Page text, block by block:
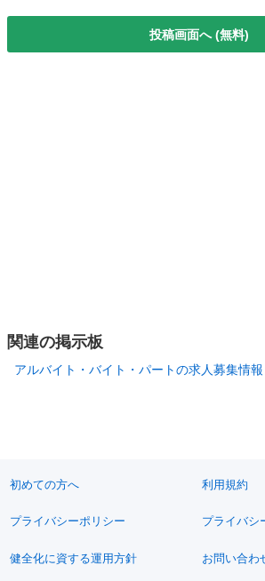
投稿画面へ (無料)
関連の掲示板
アルバイト・バイト・パートの求人募集情報
初めての方へ 利用規約
プライバシーポリシー プライバシ
健全化に資する運用方針 お問い合わ